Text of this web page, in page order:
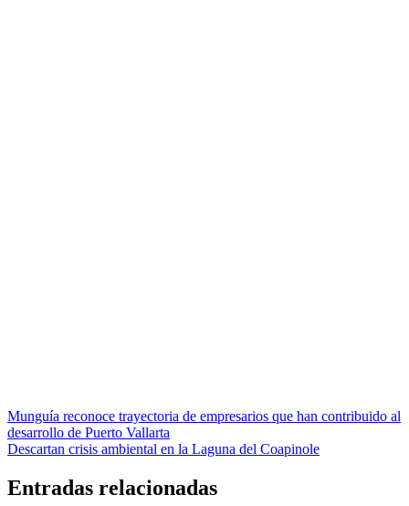
Navegación
de
Munguía reconoce trayectoria de empresarios que han contribuido al
desarrollo de Puerto Vallarta
Descartan crisis ambiental en la Laguna del Coapinole
Entradas relacionadas